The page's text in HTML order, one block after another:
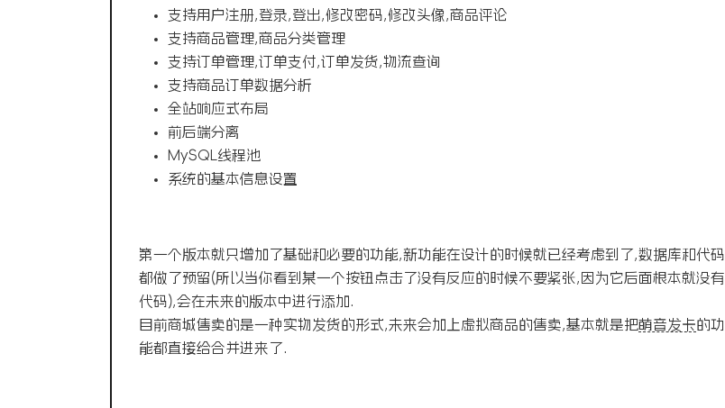
支持用户注册,登录,登出,修改密码,修改头像,商品评论
支持商品管理,商品分类管理
支持订单管理,订单支付,订单发货,物流查询
支持商品订单数据分析
全站响应式布局
前后端分离
MySQL线程池
系统的基本信息设置
第一个版本就只增加了基础和必要的功能,新功能在设计的时候就已经考虑到了,数据库和代码
都做了预留(所以当你看到某一个按钮点击了没有反应的时候不要紧张,因为它后面根本就没有
代码),会在未来的版本中进行添加.
目前商城售卖的是一种实物发货的形式,未来会加上虚拟商品的售卖,基本就是把萌音发卡的功
能都直接给合并进来了.